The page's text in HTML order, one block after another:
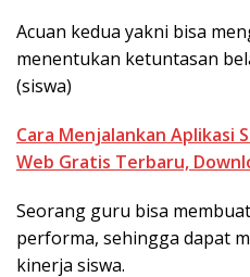
Acuan kedua yakni bisa
menentukan ketuntasan
(siswa)
Cara Menjalankan Aplikasi
Web Gratis Terbaru,
Seorang guru bisa
performa, sehingga dapat
kinerja siswa.